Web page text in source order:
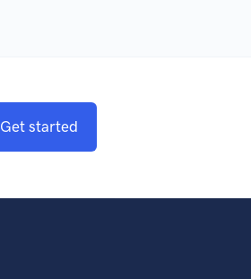
Get started